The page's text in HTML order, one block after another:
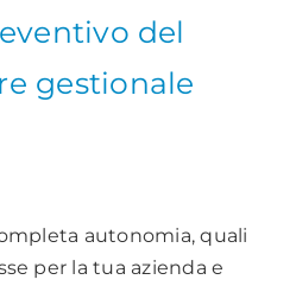
del
gestionale
autonomia, quali
per la tua azienda e